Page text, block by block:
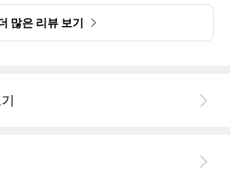
많은 리뷰 보기